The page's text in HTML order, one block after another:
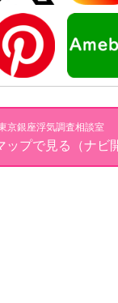
京銀座浮気調査相談室
ップで見る（ナビ